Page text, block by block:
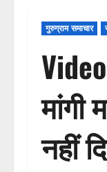
गुरुग्राम समाचार
मांगी
नहीं